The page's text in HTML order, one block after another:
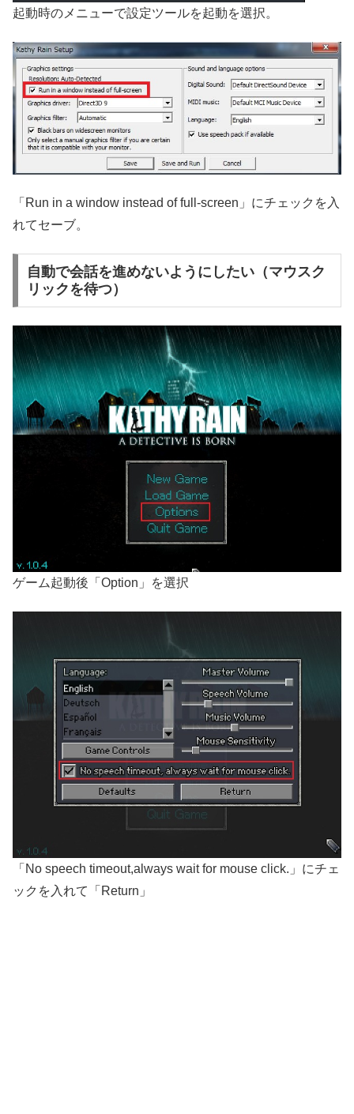
起動時のメニューで設定ツールを起動を選択。
「Run in a window instead of full-screen」にチェックを入
れてセーブ。
自動で会話を進めないようにしたい（マウスク
リックを待つ）
ゲーム起動後「Option」を選択
「No speech timeout,always wait for mouse click.」にチェ
ックを入れて「Return」